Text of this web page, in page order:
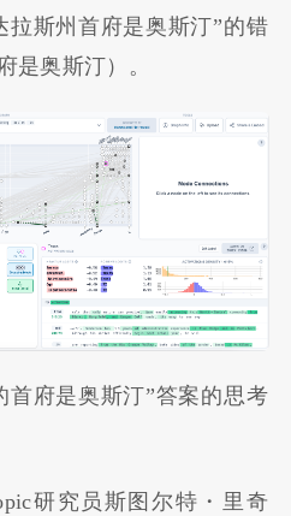
拉斯州首府是奥斯汀”的错
是奥斯汀）。
府是奥斯汀”答案的思考
研究员斯图尔特・里奇